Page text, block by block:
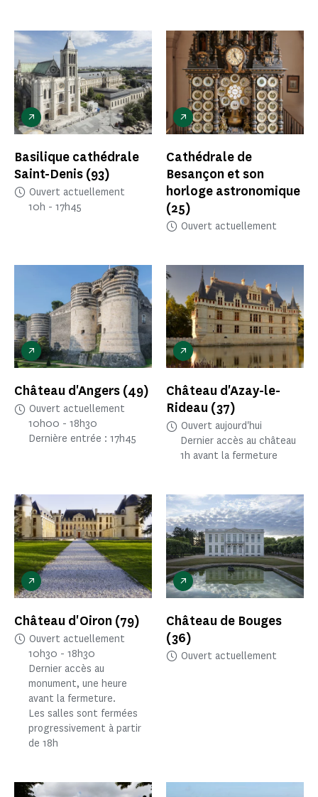
Basilique cathédrale
Saint-Denis (93)
Ouvert actuellement
10h - 17h45
Cathédrale de
Besançon et son
horloge astronomique
(25)
Ouvert actuellement
Château d'Angers (49)
Ouvert actuellement
10h00 - 18h30
Dernière entrée : 17h45
Château d'Azay-le-
Rideau (37)
Ouvert aujourd'hui
Dernier accès au château
1h avant la fermeture
Château d'Oiron (79)
Ouvert actuellement
10h30 - 18h30
Dernier accès au
monument, une heure
avant la fermeture.
Les salles sont fermées
progressivement à partir
de 18h
Château de Bouges
(36)
Ouvert actuellement